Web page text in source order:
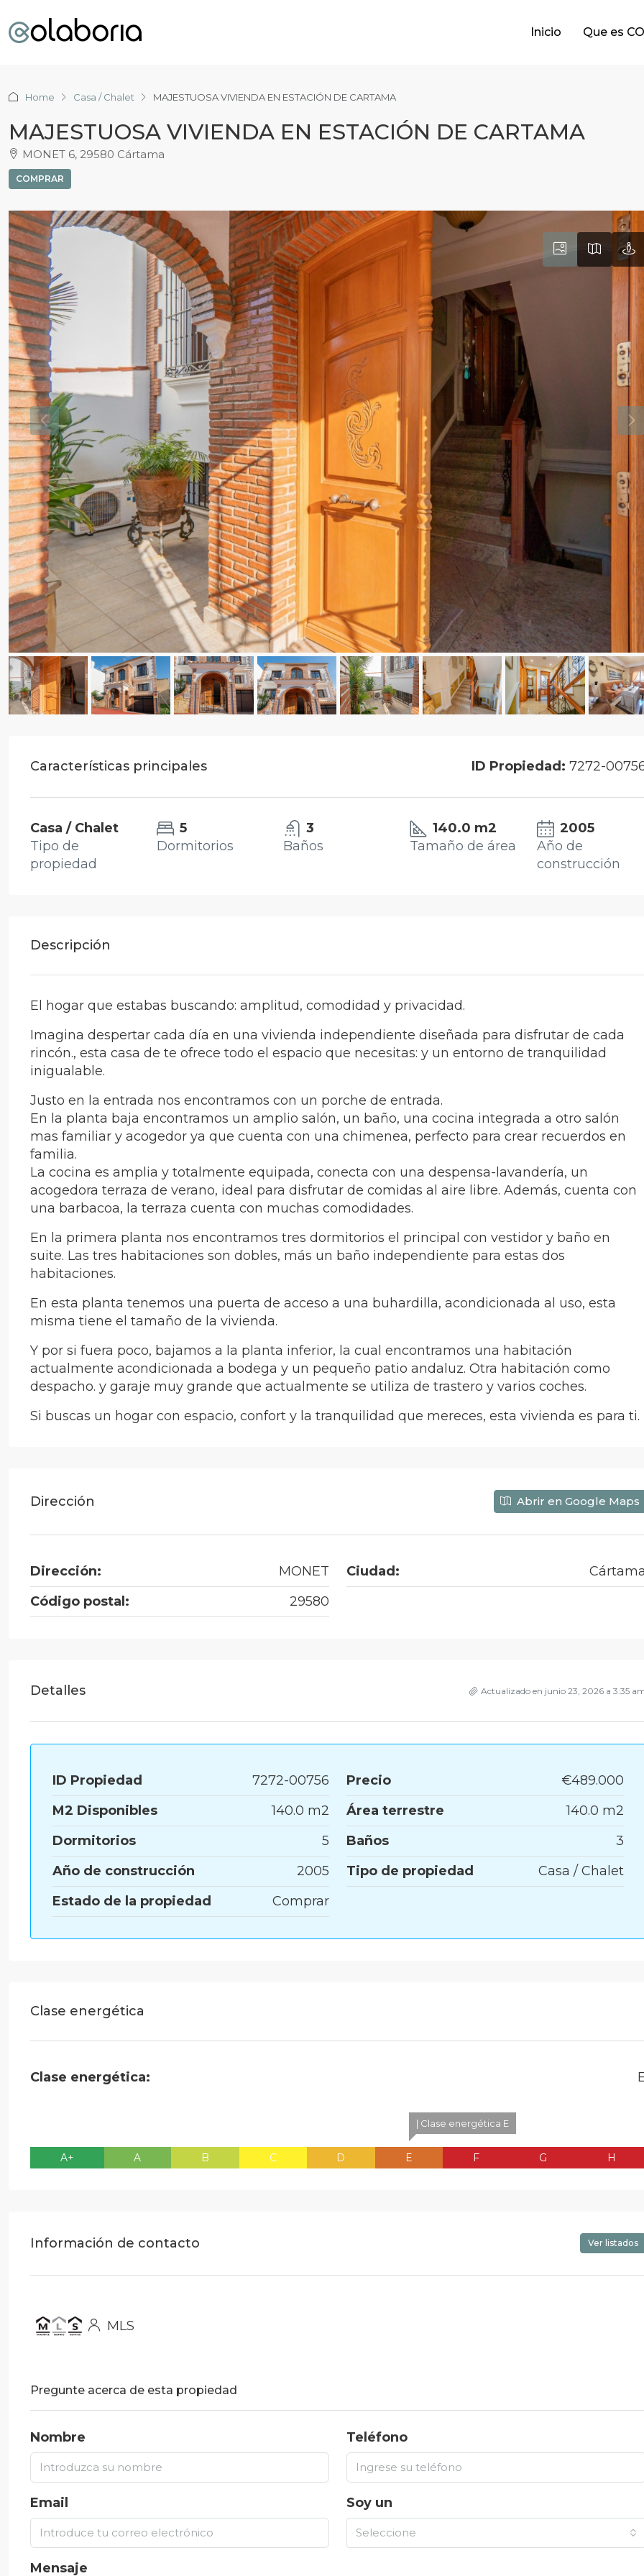
Inicio Que es
Home Casa / Chalet MAJESTUOSA VIVIENDA EN ESTACIÓN DE CARTAMA
MAJESTUOSA VIVIENDA EN ESTACIÓN DE CARTAMA
MONET 6, 29580 Cártama
COMPRAR
Características principales ID Propiedad: 7272-
Casa / Chalet
Tipo de
propiedad
5
Dormitorios
3
Baños
140.0 m2
Tamaño de área
2005
Año de
construcción
Descripción
El hogar que estabas buscando: amplitud, comodidad y privacidad.
Imagina despertar cada día en una vivienda independiente diseñada para disfrutar de cada
rincón., esta casa de te ofrece todo el espacio que necesitas: y un entorno de tranquilidad
inigualable.
Justo en la entrada nos encontramos con un porche de entrada.
En la planta baja encontramos un amplio salón, un baño, una cocina integrada a otro salón
mas familiar y acogedor ya que cuenta con una chimenea, perfecto para crear recuerdos en
familia.
La cocina es amplia y totalmente equipada, conecta con una despensa-lavandería, un
acogedora terraza de verano, ideal para disfrutar de comidas al aire libre. Además, cuenta con
una barbacoa, la terraza cuenta con muchas comodidades.
En la primera planta nos encontramos tres dormitorios el principal con vestidor y baño en
suite. Las tres habitaciones son dobles, más un baño independiente para estas dos
habitaciones.
En esta planta tenemos una puerta de acceso a una buhardilla, acondicionada al uso, esta
misma tiene el tamaño de la vivienda.
Y por si fuera poco, bajamos a la planta inferior, la cual encontramos una habitación
actualmente acondicionada a bodega y un pequeño patio andaluz. Otra habitación como
despacho. y garaje muy grande que actualmente se utiliza de trastero y varios coches.
Si buscas un hogar con espacio, confort y la tranquilidad que mereces, esta vivienda es para ti.
Dirección Abrir en Google Maps
Dirección: MONET Ciudad:
Código postal:
29580
Detalles Actualizado en junio 23, 2026 a 3:35
ID Propiedad 7272-00756 Precio
€489.000
M2 Disponibles
140.0 m2 Área terrestre
140.0 m2
Dormitorios
5 Baños
3
Año de construcción
2005 Tipo de propiedad
Casa / Chalet
Estado de la propiedad
Comprar
Clase energética
Clase energética:
A+ A B C D
| Clase energética E
E F G H
Información de contacto Ver listados
MLS
Pregunte acerca de esta propiedad
Nombre Teléfono
Email Soy un
Seleccione
Mensaje